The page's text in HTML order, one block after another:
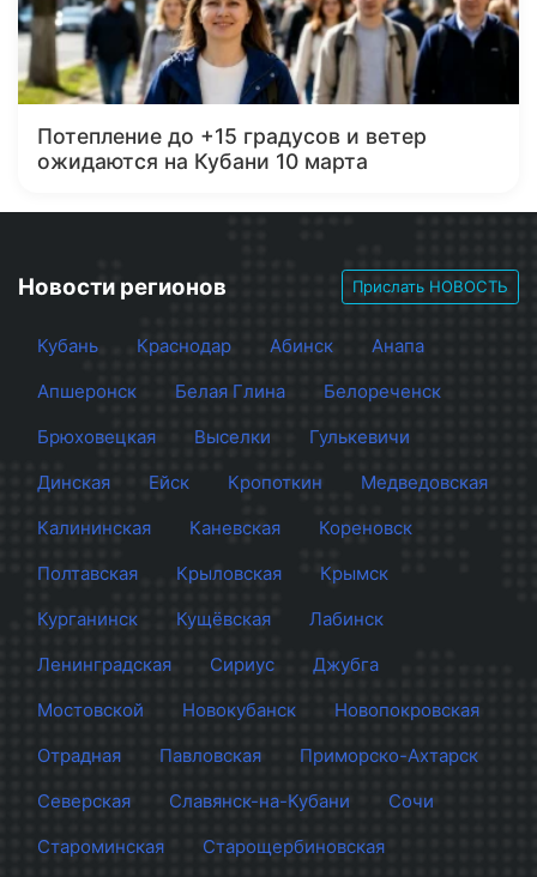
Потепление до +15 градусов и ветер
ожидаются на Кубани 10 марта
Новости регионов Прислать НОВОСТЬ
Кубань Краснодар Абинск
Анапа
Апшеронск
Белая Глина
Белореченск
Брюховецкая
Выселки
Гулькевичи
Динская
Ейск Кропоткин
Медведовская
Калининская
Каневская
Кореновск
Полтавская
Крыловская
Крымск
Курганинск
Кущёвская
Лабинск
Ленинградская
Сириус
Джубга
Мостовской
Новокубанск
Новопокровская
Отрадная
Павловская
Приморско-Ахтарск
Северская
Славянск-на-Кубани
Сочи
Староминская
Старощербиновская